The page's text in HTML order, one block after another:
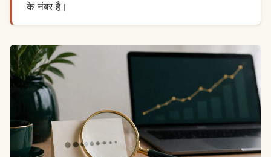
के नंबर हैं।